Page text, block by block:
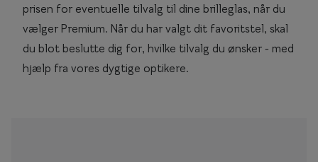
prisen for eventuelle tilvalg til dine brilleglas, når du
vælger Premium. Når du har valgt dit favoritstel, skal
du blot beslutte dig for, hvilke tilvalg du ønsker - med
hjælp fra vores dygtige optikere.